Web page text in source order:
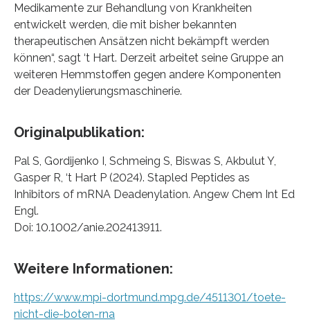
Medikamente zur Behandlung von Krankheiten
entwickelt werden, die mit bisher bekannten
therapeutischen Ansätzen nicht bekämpft werden
können“, sagt ‘t Hart. Derzeit arbeitet seine Gruppe an
weiteren Hemmstoffen gegen andere Komponenten
der Deadenylierungsmaschinerie.
Originalpublikation:
Pal S, Gordijenko I, Schmeing S, Biswas S, Akbulut Y,
Gasper R, ‘t Hart P (2024). Stapled Peptides as
Inhibitors of mRNA Deadenylation. Angew Chem Int Ed
Engl.
Doi: 10.1002/anie.202413911.
Weitere Informationen:
https://www.mpi-dortmund.mpg.de/4511301/toete-
nicht-die-boten-rna